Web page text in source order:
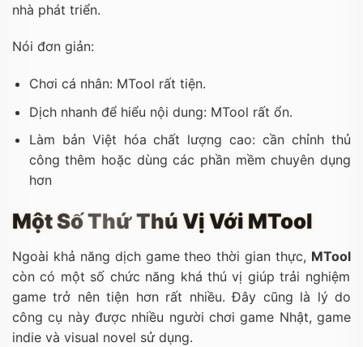
nhà phát triển.
Nói đơn giản:
Chơi cá nhân: MTool rất tiện.
Dịch nhanh để hiểu nội dung: MTool rất ổn.
Làm bản Việt hóa chất lượng cao: cần chỉnh thủ
công thêm hoặc dùng các phần mềm chuyên dụng
hơn
Một Số Thứ Thú Vị Với MTool
Ngoài khả năng dịch game theo thời gian thực, MTool
còn có một số chức năng khá thú vị giúp trải nghiệm
game trở nên tiện hơn rất nhiều. Đây cũng là lý do
công cụ này được nhiều người chơi game Nhật, game
indie và visual novel sử dụng.